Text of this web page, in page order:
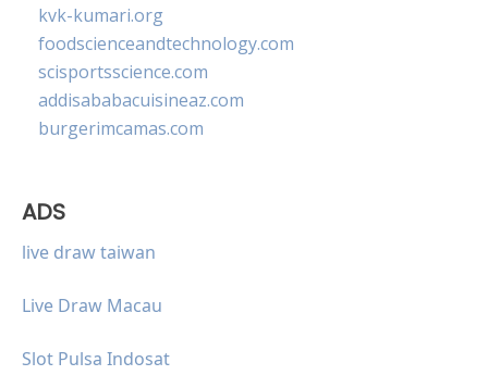
kvk-kumari.org
foodscienceandtechnology.com
scisportsscience.com
addisababacuisineaz.com
burgerimcamas.com
ADS
live draw taiwan
Live Draw Macau
Slot Pulsa Indosat